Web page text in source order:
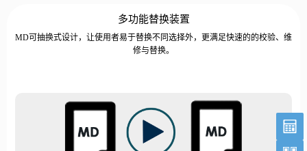
多功能替换装置
MD可抽换式设计，让使用者易于替换不同选择外，更满足快速的的校验、维
修与替换。